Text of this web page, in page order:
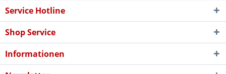
Service Hotline
Shop Service
Informationen